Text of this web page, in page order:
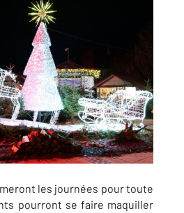
les journées pour toute
pourront se faire maquiller